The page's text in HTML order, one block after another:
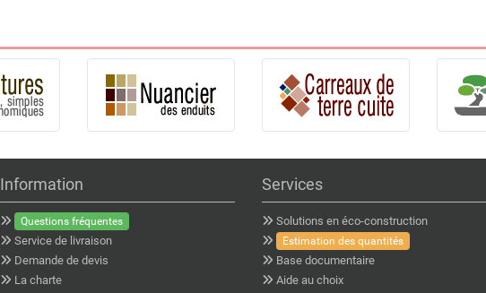
Information
Questions fréquentes
Service de livraison
Demande de devis
La charte
Services
Solutions en éco-construction
Estimation des quantités
Base documentaire
Aide au choix